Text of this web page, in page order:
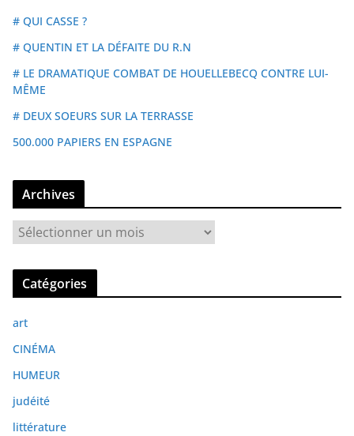
# QUI CASSE ?
# QUENTIN ET LA DÉFAITE DU R.N
# LE DRAMATIQUE COMBAT DE HOUELLEBECQ CONTRE LUI-
MÊME
# DEUX SOEURS SUR LA TERRASSE
500.000 PAPIERS EN ESPAGNE
Archives
r
c
v
e
s
Catégories
art
CINÉMA
HUMEUR
judéité
littérature